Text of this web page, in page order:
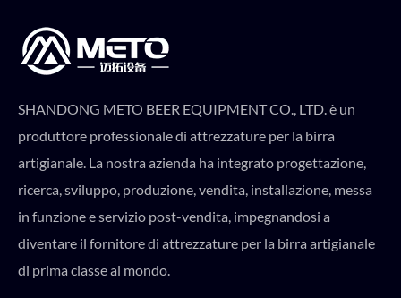
SHANDONG METO BEER EQUIPMENT CO., LTD. è un
produttore professionale di attrezzature per la birra
artigianale. La nostra azienda ha integrato progettazione,
ricerca, sviluppo, produzione, vendita, installazione, messa
in funzione e servizio post-vendita, impegnandosi a
diventare il fornitore di attrezzature per la birra artigianale
di prima classe al mondo.